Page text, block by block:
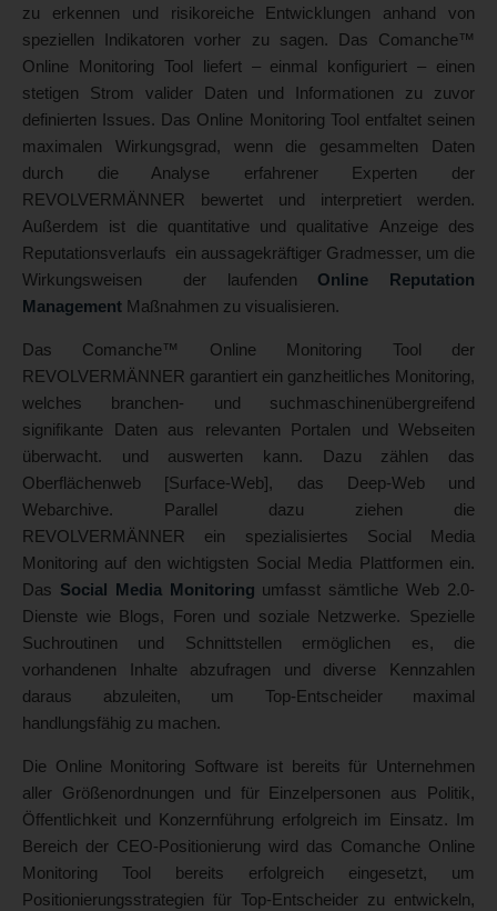
zu erkennen und risikoreiche Entwicklungen anhand von
speziellen Indikatoren vorher zu sagen. Das Comanche™
Online Monitoring Tool liefert – einmal konfiguriert – einen
stetigen Strom valider Daten und Informationen zu zuvor
definierten Issues. Das Online Monitoring Tool entfaltet seinen
maximalen Wirkungsgrad, wenn die gesammelten Daten
durch die Analyse erfahrener Experten der
REVOLVERMÄNNER bewertet und interpretiert werden.
Außerdem ist die quantitative und qualitative Anzeige des
Reputationsverlaufs ein aussagekräftiger Gradmesser, um die
Wirkungsweisen der laufenden Online Reputation
Management Maßnahmen zu visualisieren.
Das Comanche™ Online Monitoring Tool der
REVOLVERMÄNNER garantiert ein ganzheitliches Monitoring,
welches branchen- und suchmaschinenübergreifend
signifikante Daten aus relevanten Portalen und Webseiten
überwacht. und auswerten kann. Dazu zählen das
Oberflächenweb [Surface-Web], das Deep-Web und
Webarchive. Parallel dazu ziehen die
REVOLVERMÄNNER ein spezialisiertes Social Media
Monitoring auf den wichtigsten Social Media Plattformen ein.
Das Social Media Monitoring umfasst sämtliche Web 2.0-
Dienste wie Blogs, Foren und soziale Netzwerke. Spezielle
Suchroutinen und Schnittstellen ermöglichen es, die
vorhandenen Inhalte abzufragen und diverse Kennzahlen
daraus abzuleiten, um Top-Entscheider maximal
handlungsfähig zu machen.
Die Online Monitoring Software ist bereits für Unternehmen
aller Größenordnungen und für Einzelpersonen aus Politik,
Öffentlichkeit und Konzernführung erfolgreich im Einsatz. Im
Bereich der CEO-Positionierung wird das Comanche Online
Monitoring Tool bereits erfolgreich eingesetzt, um
Positionierungsstrategien für Top-Entscheider zu entwickeln,